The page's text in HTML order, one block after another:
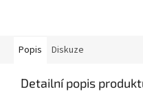
Popis Diskuze
Detailní popis